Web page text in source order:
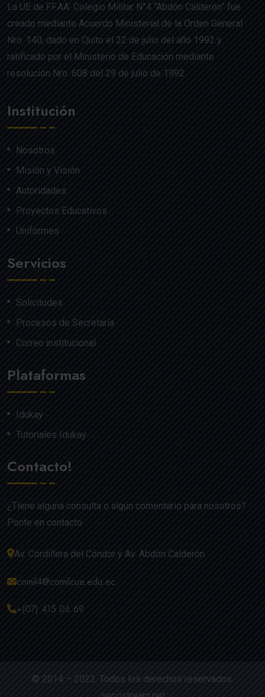
La UE de FF.AA. Colegio Militar N°4 “Abdón Calderón” fue
creado mediante Acuerdo Ministerial de la Orden General
Nro. 140, dado en Quito el 22 de julio del año 1992 y
ratificado por el Ministerio de Educación mediante
resolución Nro. 608 del 29 de julio de 1992.
Institución
Nosotros
Misión y Visión
Autoridades
Proyectos Educativos
Uniformes
Servicios
Solicitudes
Procesos de Secretaría
Correo institucional
Plataformas
Idukay
Tutoriales Idukay
Contacto!
¿Tiene alguna consulta o algún comentario para nosotros?
Ponte en contacto
Av. Cordillera del Cóndor y Av. Abdón Calderón
comil4@comilcue.edu.ec
+(07) 415 06 69
© 2014 – 2023. Todos los derechos reservados.